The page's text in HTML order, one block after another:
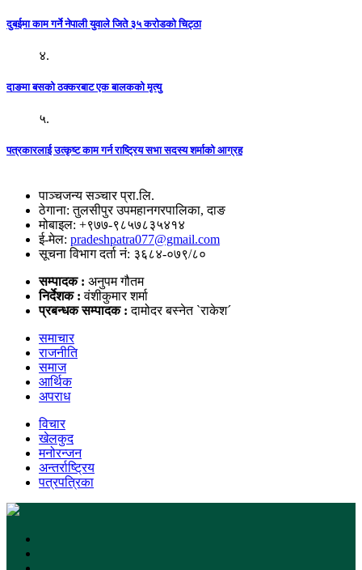
दुबईमा काम गर्ने नेपाली युवाले जिते ३५ करोडको चिट्ठा
४.
दाङमा बसको ठक्करबाट एक बालकको मृत्यु
५.
पत्रकारलाई उत्कृष्ट काम गर्न राष्ट्रिय सभा सदस्य शर्माको आग्रह
पाञ्चजन्य सञ्चार प्रा.लि.
ठेगाना: तुलसीपुर उपमहानगरपालिका, दाङ
मोबाइल: +९७७-९८५७८३५४१४
ई-मेल: pradeshpatra077@gmail.com
सूचना विभाग दर्ता नं: ३६८४-०७९/८०
सम्पादक : अनुपम गौतम
निर्देशक :वंशीकुमार शर्मा
प्रबन्धक सम्पादक :दामोदर बस्नेत `राकेश´
समाचार
राजनीति
समाज
आर्थिक
अपराध
विचार
खेलकुद
मनोरन्जन
अन्तर्राष्ट्रिय
पत्रपत्रिका